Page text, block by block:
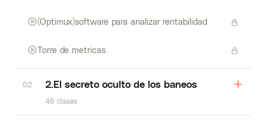
(Optimux)software para analizar rentabilidad
Torre de metricas
02 2.El secreto oculto de los baneos
46 clases